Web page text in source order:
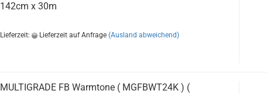
142cm x 30m
Lieferzeit: Lieferzeit auf Anfrage (Ausland abweichend)
MULTIGRADE FB Warmtone ( MGFBWT24K ) (